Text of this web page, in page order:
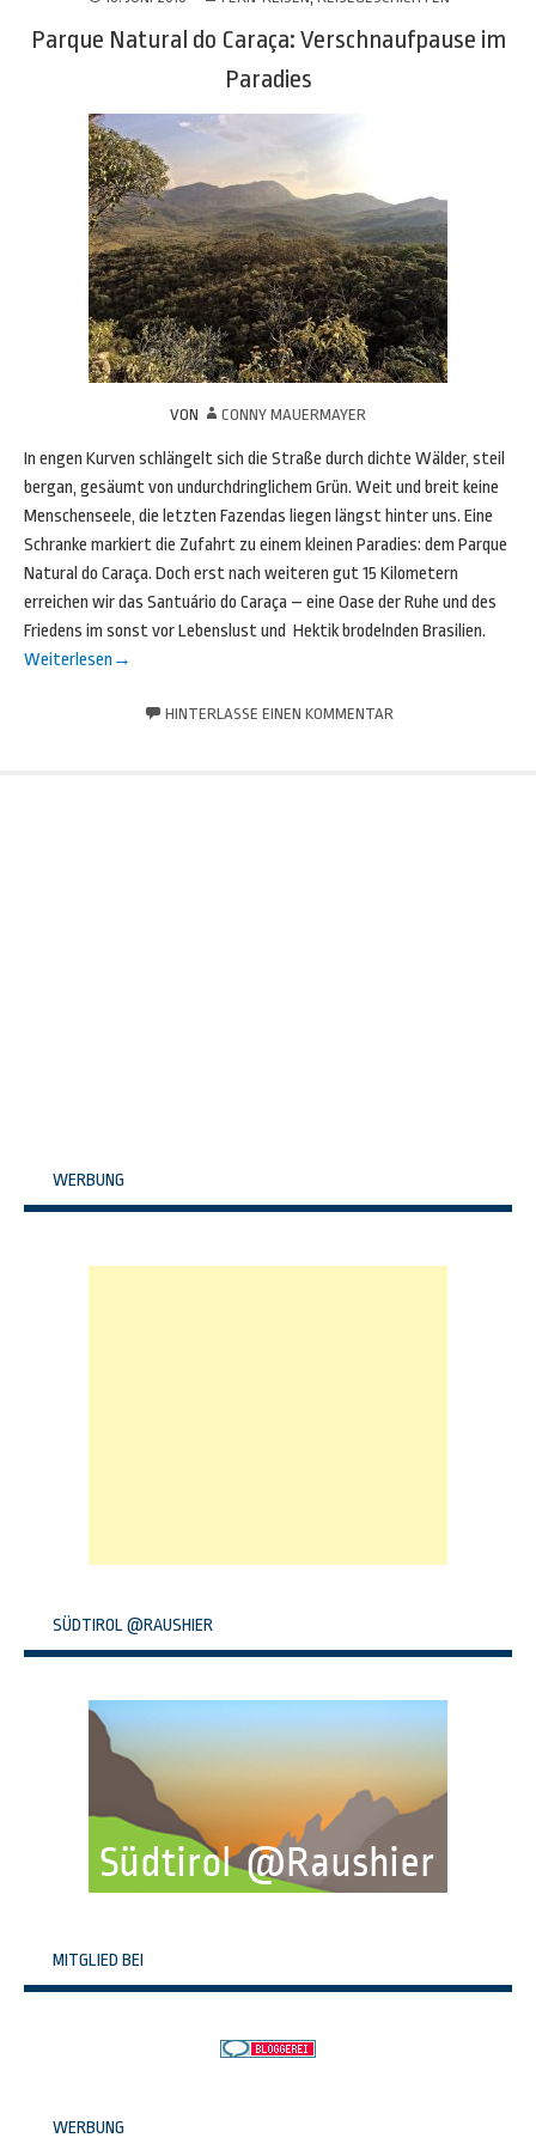
Parque Natural do Caraça: Verschnaufpause im
Paradies
VON CONNY MAUERMAYER
In engen Kurven schlängelt sich die Straße durch dichte Wälder, steil
bergan, gesäumt von undurchdringlichem Grün. Weit und breit keine
Menschenseele, die letzten Fazendas liegen längst hinter uns. Eine
Schranke markiert die Zufahrt zu einem kleinen Paradies: dem Parque
Natural do Caraça. Doch erst nach weiteren gut 15 Kilometern
erreichen wir das Santuário do Caraça – eine Oase der Ruhe und des
Friedens im sonst vor Lebenslust und Hektik brodelnden Brasilien.
Weiterlesen →
HINTERLASSE EINEN KOMMENTAR
WERBUNG
SÜDTIROL @RAUSHIER
MITGLIED BEI
WERBUNG